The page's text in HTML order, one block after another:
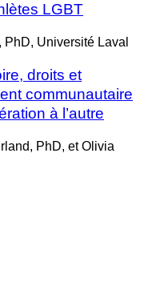
LGBT
Université Laval
droits et
communautaire
à l’autre
PhD, et Olivia